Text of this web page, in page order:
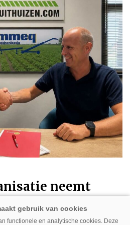
neemt
functionele en analytische cookies. Deze